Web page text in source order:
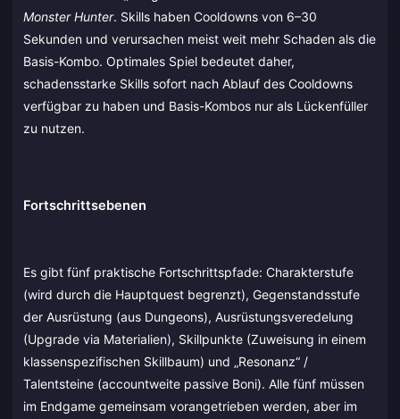
Monster Hunter. Skills haben Cooldowns von 6–30
Sekunden und verursachen meist weit mehr Schaden als die
Basis-Kombo. Optimales Spiel bedeutet daher,
schadensstarke Skills sofort nach Ablauf des Cooldowns
verfügbar zu haben und Basis-Kombos nur als Lückenfüller
zu nutzen.
Fortschrittsebenen
Es gibt fünf praktische Fortschrittspfade: Charakterstufe
(wird durch die Hauptquest begrenzt), Gegenstandsstufe
der Ausrüstung (aus Dungeons), Ausrüstungsveredelung
(Upgrade via Materialien), Skillpunkte (Zuweisung in einem
klassenspezifischen Skillbaum) und „Resonanz“ /
Talentsteine (accountweite passive Boni). Alle fünf müssen
im Endgame gemeinsam vorangetrieben werden, aber im